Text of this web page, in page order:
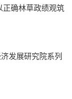
发展研究院系列